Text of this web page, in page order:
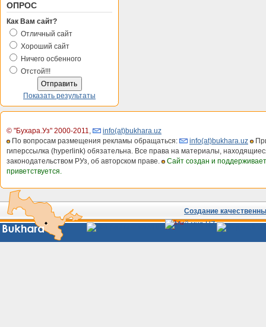
ОПРОС
Как Вам сайт?
Отличный сайт
Хороший сайт
Ничего осбенного
Отстой!!!
Показать результаты
© "Бухара.Уз" 2000-2011,
info(at)bukhara.uz
По вопросам размещения рекламы обращаться:
info(at)bukhara.uz
гиперссылка (hyperlink) обязательна. Все права на материалы,
законодательством РУз, об авторском праве.
Сайт создан и
приветствуется.
Создание
Сайты
Узбекистана